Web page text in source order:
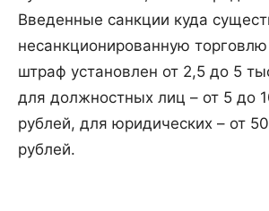
Введенные санкции куда
несанкционированную
штраф установлен от 2,5 до 5
для должностных лиц – от 5 до
рублей, для юридических – от
рублей.